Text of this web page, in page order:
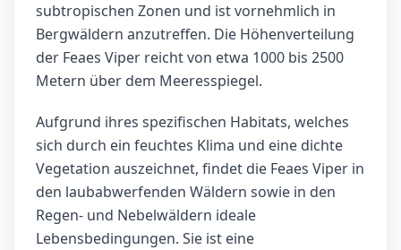
subtropischen Zonen und ist vornehmlich in
Bergwäldern anzutreffen. Die Höhenverteilung
der Feaes Viper reicht von etwa 1000 bis 2500
Metern über dem Meeresspiegel.
Aufgrund ihres spezifischen Habitats, welches
sich durch ein feuchtes Klima und eine dichte
Vegetation auszeichnet, findet die Feaes Viper in
den laubabwerfenden Wäldern sowie in den
Regen- und Nebelwäldern ideale
Lebensbedingungen. Sie ist eine